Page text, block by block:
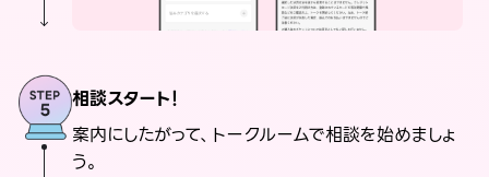
相談スタート！
案内にしたがって、トークルームで相談を始めましょ
う。